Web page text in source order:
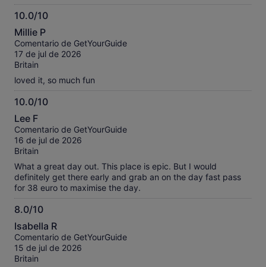
10.0/10
10.0
sobre
10
Millie P
Comentario de GetYourGuide
17 de jul de 2026
Britain
loved it, so much fun
10.0/10
10.0
sobre
10
Lee F
Comentario de GetYourGuide
16 de jul de 2026
Britain
What a great day out. This place is epic. But I would
definitely get there early and grab an on the day fast pass
for 38 euro to maximise the day.
8.0/10
8.0
sobre
10
Isabella R
Comentario de GetYourGuide
15 de jul de 2026
Britain